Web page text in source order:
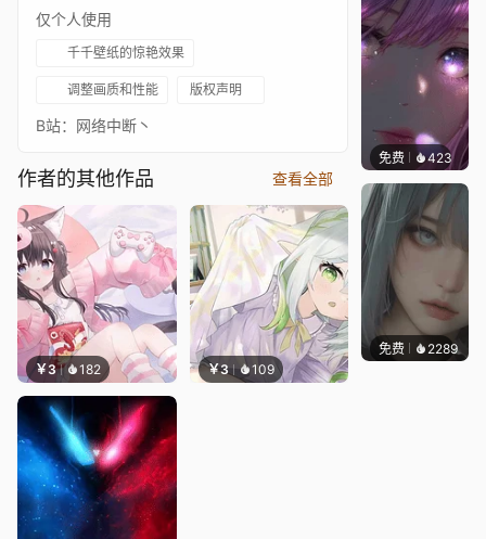
仅个人使用
千千壁纸的惊艳效果
调整画质和性能 版权声明
B站：网络中断丶
作者的其他作品 查看全部
￥3 182 ￥3 109
免费 423辰东
免费 2289辰东